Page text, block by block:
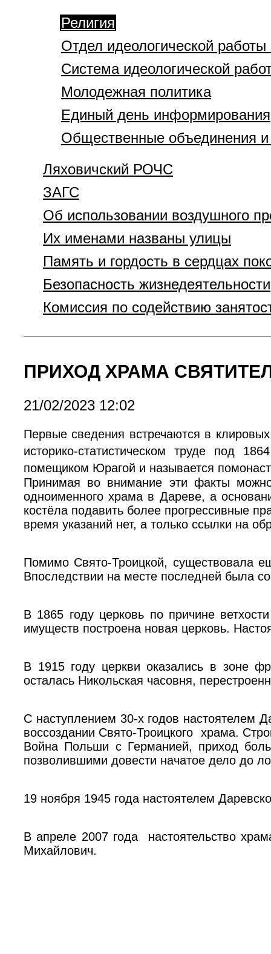
Религия
Отдел идеологической
Система идеологической
Молодежная политика
Единый день информирования
Общественные объединения и
Ляховичский РОЧС
ЗАГС
Об использовании воздушного
Их именами названы улицы
Память и гордость в сердцах
Безопасность жизнедеятельности
Комиссия по содействию
ПРИХОД ХРАМА
21/02/2023 12:02
Первые сведения встречаются в
историко-статистическом труде под
помещиком Юрагой и называется
Принимая во внимание эти факты
одноименного храма в Дареве, а
костёла подавить более прогрессивные
время указаний нет, а только ссылки на
Помимо Свято-Троицкой, существовала
Впоследствии на месте последней была
В 1865 году церковь по причине
имуществ построена новая церковь.
В 1915 году церкви оказались в зоне
осталась Никольская часовня,
С наступлением 30-х годов настоятелем
воссоздании Свято-Троицкого храма.
Война Польши с Германией, приход
позволившими довести начатое дело до
19 ноября 1945 года настоятелем
В апреле 2007 года настоятельство
Михайлович.